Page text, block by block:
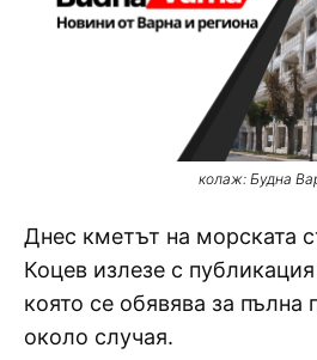
колаж: Будна
Днес кметът на морската
Коцев излезе с
която се обявява за пълна
около случая.